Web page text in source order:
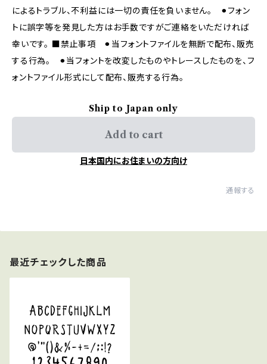
によるトラブル、不利益には一切の責任を負いません。 ⚫︎フォン
トに誤字等を発見した方はお手数ですがご連絡をいただければ
幸いです。 ■禁止事項 ⚫︎当フォントファイルを無断で配布、販売
する行為。 ⚫︎当フォントを改変したものやトレースしたものを、フ
ォントファイル形式にして配布、販売する行為。
Ship to Japan only
Add to cart
日本国内にお住まいの方向け
通報する
最近チェックした商品